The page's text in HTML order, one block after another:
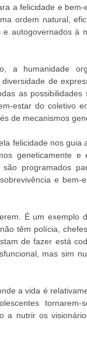
a felicidade e
ordem natural,
autogovernados à
a humanidade
de
as possibilidades
estar do coletivo
de mecanismos
felicidade nos guia
geneticamente e
programados
e bem-
É um exemplo
têm polícia,
de fazer está
mas sim
a vida é
tornarem-
a nutrir os